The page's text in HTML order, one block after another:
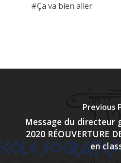
#Ça va bien aller
Previous
Message du directeur
2020 RÉOUVERTURE
en